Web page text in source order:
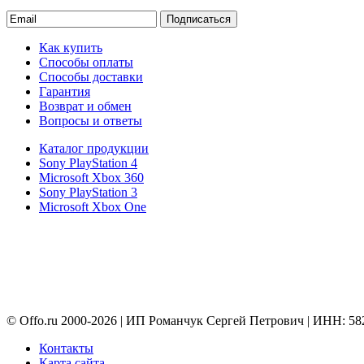
Подписаться
Как купить
Способы оплаты
Способы доставки
Гарантия
Возврат и обмен
Вопросы и ответы
Каталог продукции
Sony PlayStation 4
Microsoft Xbox 360
Sony PlayStation 3
Microsoft Xbox One
© Offo.ru 2000-2026 | ИП Романчук Сергей Петрович | ИНН:
Контакты